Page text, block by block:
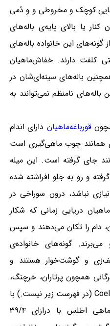
کوچک و مخروطی و و دُمی
یا بالای پایه‌ی باله‌های
این خانواده باله‌های
کلفت دارند. خفاش‌ماهیان
باله‌های سینه‌ای‌شان در
باله‌های نامنظم نمی‌توانند به
قورباغه‌ماهیان دارای اندام
همانند چوب ماهی‌گیری است
جای گرفته است. این میله
و رو به جلو افراشته شده
نباشد، درون سوراخی در
دریایی زمانی که شکار
دام را تکان می‌دهند و سپس
گونه‌های خانواده‌ی
کف‌زی و گوشت‌خوار هستند و
همچون پرتاران، خرچنگ،
حلزون و میگوست. Coelophrys mollis (در فهرست زیر نیست.) با
درازای ۳/۹ سانتی‌متر و خفاش‌ماهی اطلس با درازای ۳۹/۴